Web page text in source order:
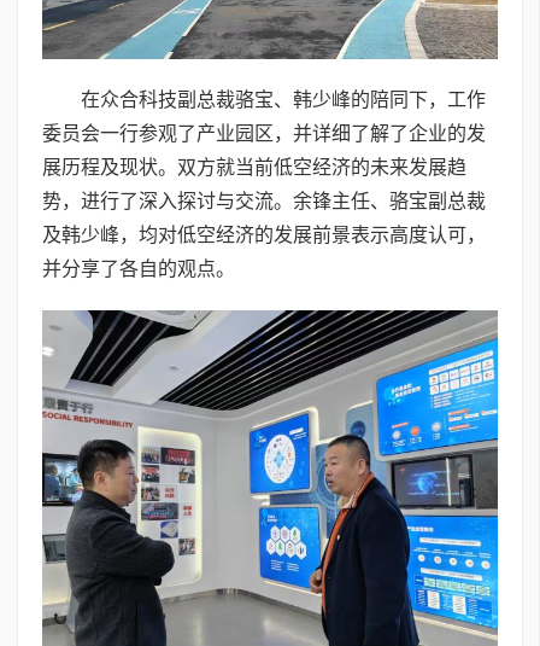
在众合科技副总裁骆宝、韩少峰的陪同下，工作
委员会一行参观了产业园区，并详细了解了企业的发
展历程及现状。双方就当前低空经济的未来发展趋
势，进行了深入探讨与交流。余锋主任、骆宝副总裁
及韩少峰，均对低空经济的发展前景表示高度认可，
并分享了各自的观点。